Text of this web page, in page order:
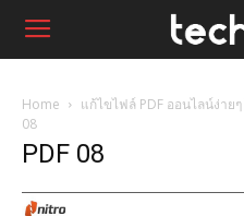
Home แก้ไขไฟล์ PDF ออนไลน์ง่าย
08
PDF 08